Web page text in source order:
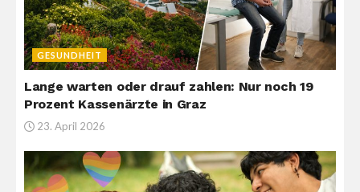
GESUNDHEIT
Lange warten oder drauf zahlen: Nur noch 19
Prozent Kassenärzte in Graz
23. April 2026